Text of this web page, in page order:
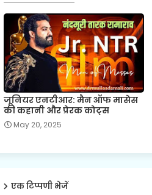
जूनियर एनटीआर: मैन ऑफ मासेस
की कहानी और प्रेरक कोट्स
May 20, 2025
एक टिप्पणी भेजें